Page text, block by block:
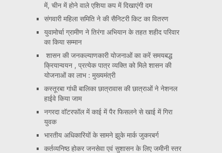
में, चीन में होने वाले एशिया कप में दिखाएंगी दम
संगवारी महिला समिति ने की सैनिटरी किट का वितरण
युवामोर्चा ग्रामीण ने तिरंगा अभियान के तहत शहीद परिवार
का किया सम्मान
शासन की जनकल्याणकारी योजनाओं का करें समयबद्ध
क्रियान्वयन , प्रत्येक पात्र व्यक्ति को मिले शासन की
योजनाओं का लाभ : मुख्यमंत्री
कस्तूरबा गांधी बालिका छात्रावास की छात्राओं ने नेशनल
हाईवे किया जाम
नगरदा वॉटरफॉल में काई में पैर फिसलने से खाई में गिरा
युवक
भारतीय अधिकारियों के सामने झुके मार्क जुकरबर्ग
कर्तव्यनिष्ठ होकर जनसेवा एवं सुशासन के लिए जमीनी स्तर